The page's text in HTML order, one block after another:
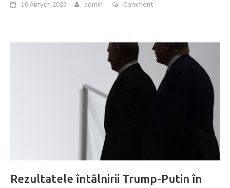
16 Август 2025 admin Comment
Rezultatele întâlnirii Trump-Putin în